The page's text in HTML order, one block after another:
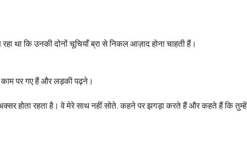
था कि उनकी दोनों चूचियाँ ब्रा से निकल आज़ाद होना चाहती हैं।
काम पर गए हैं और लड़की पढ़ने।
अक्सर होता रहता है। वे मेरे साथ नहीं सोते. कहने पर झगड़ा करते हैं और कहते हैं कि तुम्हें